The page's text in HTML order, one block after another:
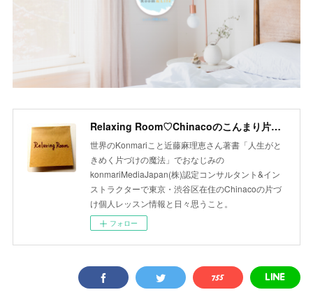
Relaxing Room♡Chinacoのこんまり片づけLesson
世界のKonmariこと近藤麻理恵さん著書「人生がと
きめく片づけの魔法」でおなじみの
konmariMediaJapan(株)認定コンサルタント&イン
ストラクターで東京・渋谷区在住のChinacoの片づ
け個人レッスン情報と日々思うこと。
フォロー